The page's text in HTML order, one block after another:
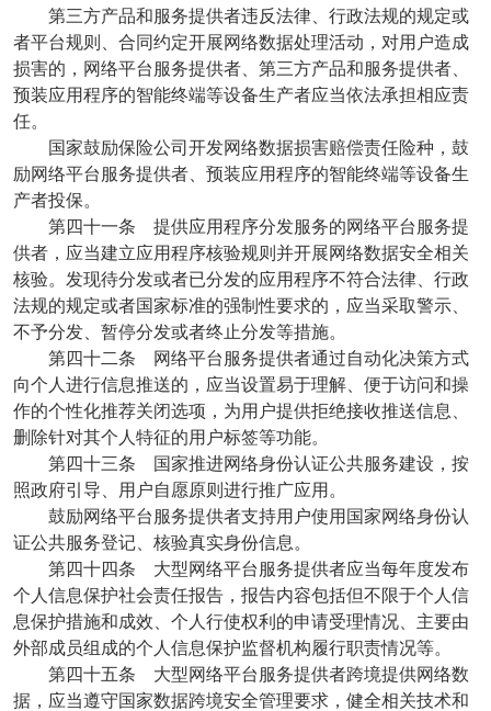
第三方产品和服务提供者违反法律、行政法规的规定或
者平台规则、合同约定开展网络数据处理活动，对用户造成
损害的，网络平台服务提供者、第三方产品和服务提供者、
预装应用程序的智能终端等设备生产者应当依法承担相应责
任。
国家鼓励保险公司开发网络数据损害赔偿责任险种，鼓
励网络平台服务提供者、预装应用程序的智能终端等设备生
产者投保。
第四十一条 提供应用程序分发服务的网络平台服务提
供者，应当建立应用程序核验规则并开展网络数据安全相关
核验。发现待分发或者已分发的应用程序不符合法律、行政
法规的规定或者国家标准的强制性要求的，应当采取警示、
不予分发、暂停分发或者终止分发等措施。
第四十二条 网络平台服务提供者通过自动化决策方式
向个人进行信息推送的，应当设置易于理解、便于访问和操
作的个性化推荐关闭选项，为用户提供拒绝接收推送信息、
删除针对其个人特征的用户标签等功能。
第四十三条 国家推进网络身份认证公共服务建设，按
照政府引导、用户自愿原则进行推广应用。
鼓励网络平台服务提供者支持用户使用国家网络身份认
证公共服务登记、核验真实身份信息。
第四十四条 大型网络平台服务提供者应当每年度发布
个人信息保护社会责任报告，报告内容包括但不限于个人信
息保护措施和成效、个人行使权利的申请受理情况、主要由
外部成员组成的个人信息保护监督机构履行职责情况等。
第四十五条 大型网络平台服务提供者跨境提供网络数
据，应当遵守国家数据跨境安全管理要求，健全相关技术和